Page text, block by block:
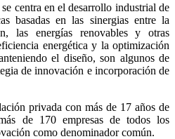
centra en el desarrollo industrial de
basadas en las sinergias entre la
las energías renovables y otras
energética y la optimización
el diseño, son algunos de
de innovación e incorporación de
privada con más de 17 años de
de 170 empresas de todos los
como denominador común.